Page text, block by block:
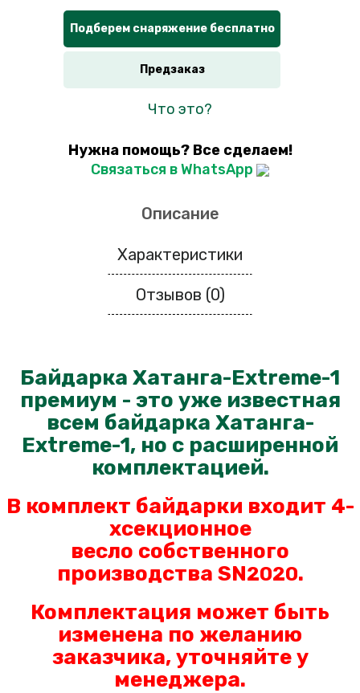
Подберем снаряжение бесплатно
Предзаказ
Что это?
Нужна помощь? Все сделаем!
Связаться в WhatsApp
Описание
Характеристики
Отзывов (0)
Байдарка Хатанга-Extreme-1
премиум - это уже известная
всем байдарка Хатанга-
Extreme-1, но с расширенной
комплектацией.
В комплект байдарки входит 4-
хсекционное
весло собственного
производства SN2020.
Комплектация может быть
изменена по желанию
заказчика, уточняйте у
менеджера.